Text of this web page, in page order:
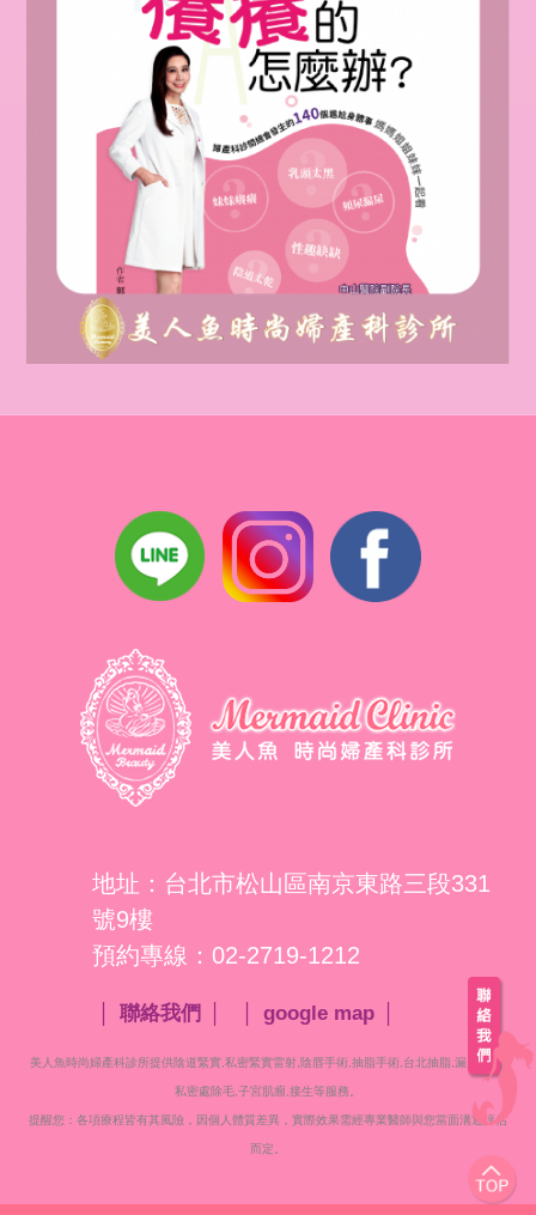
地址：台北市松山區南京東路三段331
號9樓
預約專線：02-2719-1212
聯絡我們 google map
美人魚時尚婦產科診所提供陰道緊實,私密緊實雷射,陰唇手術,抽脂手術,台北抽脂,漏尿治療,
私密處除毛,子宮肌瘤,接生等服務。
提醒您：各項療程皆有其風險，因個人體質差異，實際效果需經專業醫師與您當面溝通評估
而定。